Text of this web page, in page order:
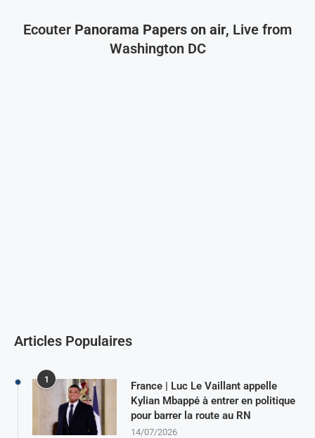
Ecouter Panorama Papers on air, Live from
Washington DC
Articles Populaires
1
France | Luc Le Vaillant appelle
Kylian Mbappé à entrer en politique
pour barrer la route au RN
14/07/2026